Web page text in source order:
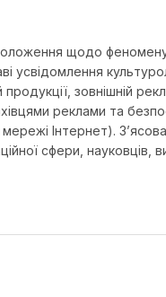
положення щодо
усвідомлення
зовнішній
реклами та
Інтернет).
сфери, науковців,